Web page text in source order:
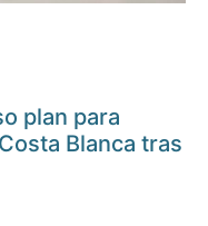
plan para
Blanca tras